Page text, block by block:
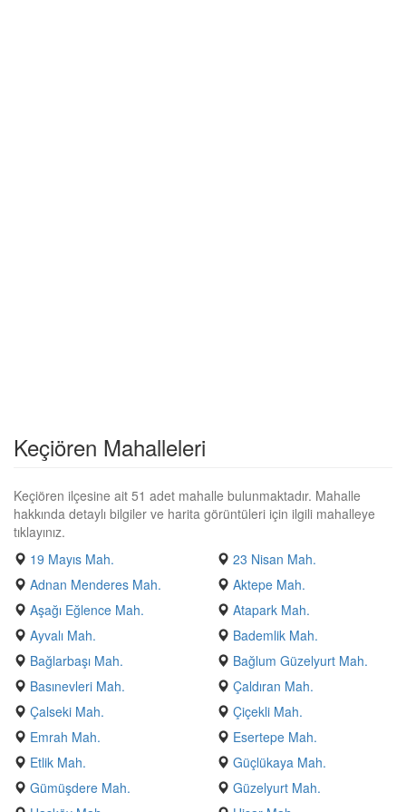
Keçiören Mahalleleri
Keçiören ilçesine ait 51 adet mahalle bulunmaktadır. Mahalle
hakkında detaylı bilgiler ve harita görüntüleri için ilgili mahalleye
tıklayınız.
19 Mayıs Mah.
23 Nisan Mah.
Adnan Menderes Mah.
Aktepe Mah.
Aşağı Eğlence Mah.
Atapark Mah.
Ayvalı Mah.
Bademlik Mah.
Bağlarbaşı Mah.
Bağlum Güzelyurt Mah.
Basınevleri Mah.
Çaldıran Mah.
Çalseki Mah.
Çiçekli Mah.
Emrah Mah.
Esertepe Mah.
Etlik Mah.
Güçlükaya Mah.
Gümüşdere Mah.
Güzelyurt Mah.